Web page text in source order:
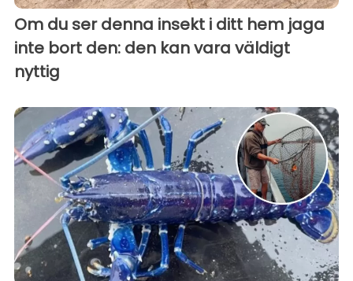
Om du ser denna insekt i ditt hem jaga
inte bort den: den kan vara väldigt
nyttig